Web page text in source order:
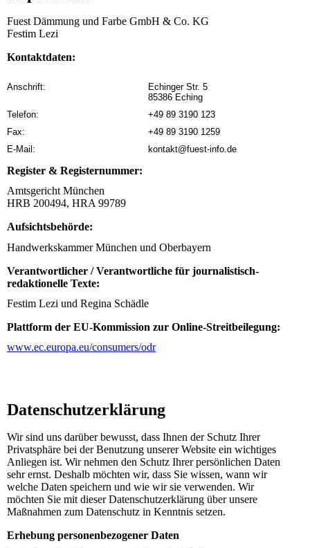
Fuest Dämmung und Farbe GmbH & Co. KG
Festim Lezi
Kontaktdaten:
Anschrift:
Echinger Str. 5
85386 Eching
Telefon:
+49 89 3190 123
Fax:
+49 89 3190 1259
E-Mail:
kontakt@fuest-info.de
Register & Registernummer:
Amtsgericht München
HRB 200494, HRA 99789
Aufsichtsbehörde:
Handwerkskammer München und Oberbayern
Verantwortlicher / Verantwortliche für journalistisch-
redaktionelle Texte:
Festim Lezi und Regina Schädle
Plattform der EU-Kommission zur Online-Streitbeilegung:
www.ec.europa.eu/consumers/odr
Datenschutz­erklärung
Wir sind uns darüber bewusst, dass Ihnen der Schutz Ihrer
Privatsphäre bei der Benutzung unserer Website ein wichtiges
Anliegen ist. Wir nehmen den Schutz Ihrer persönlichen Daten
sehr ernst. Deshalb möchten wir, dass Sie wissen, wann wir
welche Daten speichern und wie wir sie verwenden. Wir
möchten Sie mit dieser Datenschutzerklärung über unsere
Maßnahmen zum Datenschutz in Kenntnis setzen.
Erhebung personenbezogener Daten